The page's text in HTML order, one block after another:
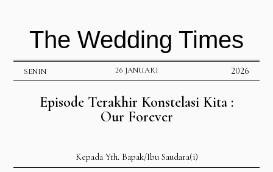
The Wedding Times
SENIN 26 JANUARI 2026
Episode Terakhir Konstelasi Kita :
Our Forever
Kepada Yth. Bapak/Ibu Saudara(i)